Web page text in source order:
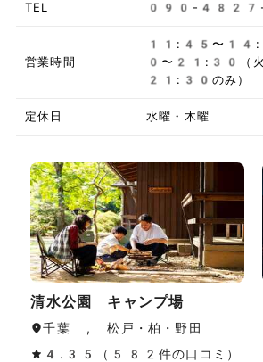
TEL 090-
営業時間
11:45〜
0〜21:30（
21:30のみ）
定休日 水曜・木曜
清水公園 キャンプ場
千葉 , 松戸・柏・野田
4.35（582件の口コミ）